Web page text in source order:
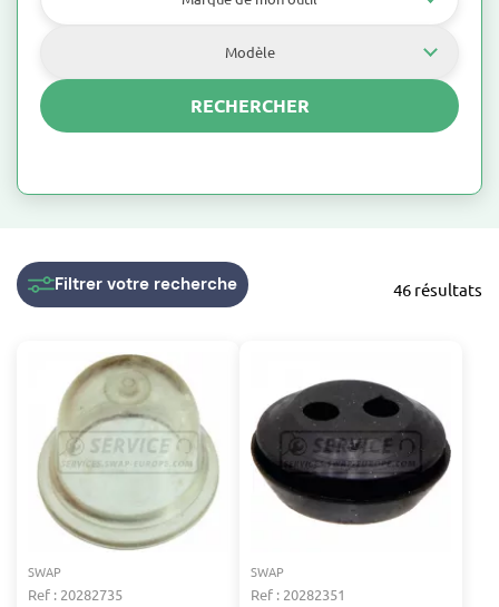
Modèle
RECHERCHER
46 résultats
Filtrer votre recherche
SWAP
Ref : 20282735
SWAP
Ref : 20282351